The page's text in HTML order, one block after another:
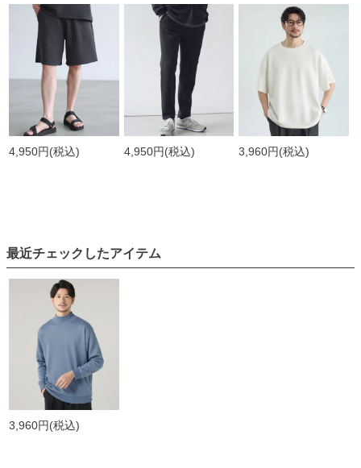
4,950円(税込) 4,950円(税込) 3,960円(税込)
最近チェックしたアイテム
3,960円(税込)